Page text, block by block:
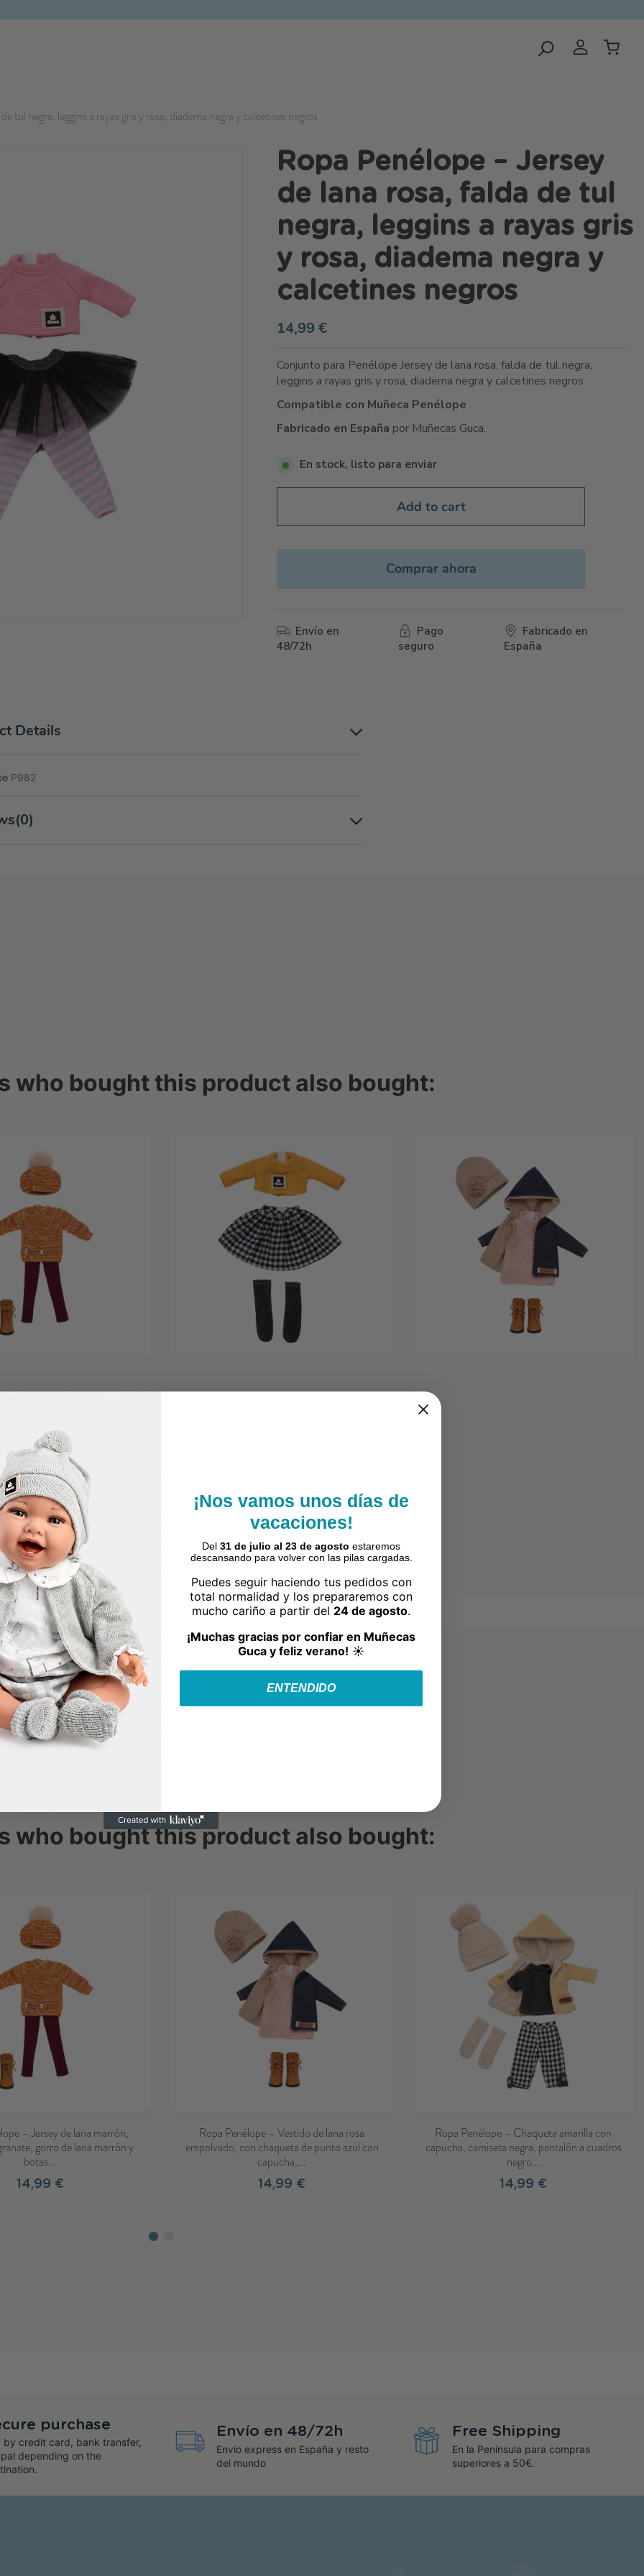
tul negra, leggins a rayas gris y rosa, diadema negra y calcetines negros
Ropa Penélope – Jersey
de lana rosa, falda de tul
negra, leggins a rayas gris
y rosa, diadema negra y
calcetines negros
14,99 €
Conjunto para Penélope Jersey de lana rosa, falda de tul negra,
leggins a rayas gris y rosa, diadema negra y calcetines negros
Compatible con Muñeca Penélope
Fabricado en España por Muñecas Guca.
En stock, listo para enviar
Add to cart
Comprar ahora
Envío en
48/72h
Pago
seguro
Fabricado en
España
Details
P982
(0)
who bought this product also bought:
who bought this product also bought:
Ropa Penélope – Vestido de lana rosa
empolvado, con chaqueta de punto azul con
Ropa Penélope – Chaqueta amarilla con
capucha, camiseta negra, pantalón a cuadros
Ropa Penélope – Jersey de
pantalones negros, gorro de lana
purchase
by credit card, bank transfer,
depending on the
Envío en 48/72h
Envio express en España y resto
del mundo
Free Shipping
En la Península para compras
superiores a 50€.
¡Nos vamos unos días de
vacaciones!
Del 31 de julio al 23 de agosto estaremos
descansando para volver con las pilas cargadas.
Puedes seguir haciendo tus pedidos con
total normalidad y los prepararemos con
mucho cariño a partir del 24 de agosto.
¡Muchas gracias por confiar en Muñecas
Guca y feliz verano! ☀️
ENTENDIDO